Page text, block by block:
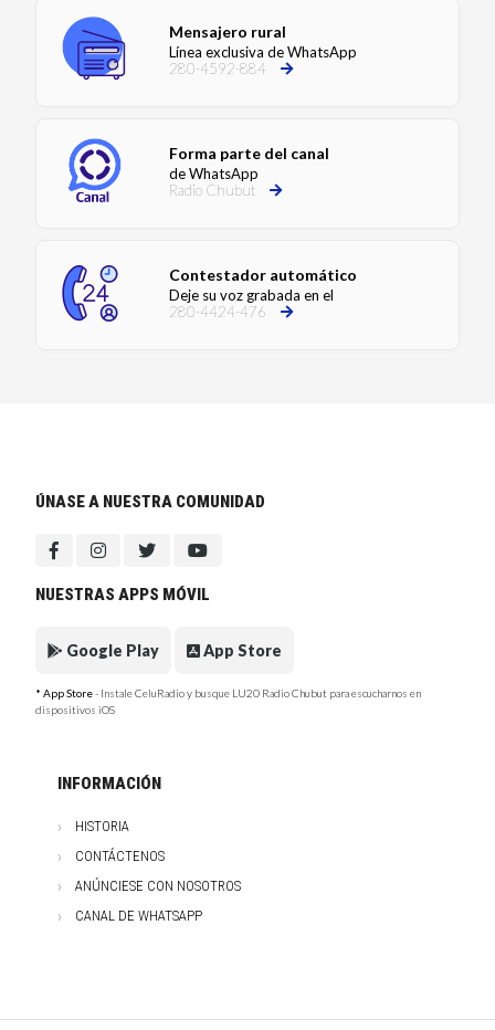
Mensajero rural
Línea exclusiva de WhatsApp
280-4592-884
Forma parte del canal
de WhatsApp
Radio Chubut
Contestador automático
Deje su voz grabada en el
280-4424-476
ÚNASE A NUESTRA COMUNIDAD
NUESTRAS APPS MÓVIL
Google Play App Store
* App Store- Instale CeluRadio y busque LU20 Radio Chubut para escucharnos en
dispositivos iOS
INFORMACIÓN
HISTORIA
CONTÁCTENOS
ANÚNCIESE CON NOSOTROS
CANAL DE WHATSAPP